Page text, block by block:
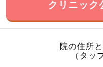
クリニック
院の住所
（タッ